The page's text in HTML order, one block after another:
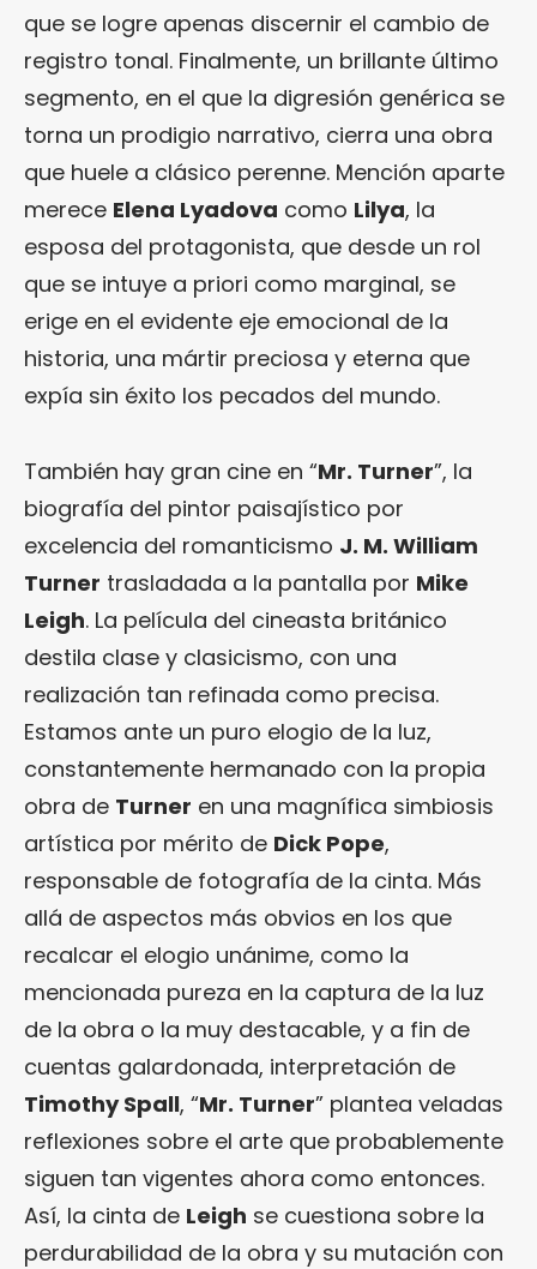
que se logre apenas discernir el cambio de
registro tonal. Finalmente, un brillante último
segmento, en el que la digresión genérica se
torna un prodigio narrativo, cierra una obra
que huele a clásico perenne. Mención aparte
merece Elena Lyadova como Lilya, la
esposa del protagonista, que desde un rol
que se intuye a priori como marginal, se
erige en el evidente eje emocional de la
historia, una mártir preciosa y eterna que
expía sin éxito los pecados del mundo.
También hay gran cine en “Mr. Turner”, la
biografía del pintor paisajístico por
excelencia del romanticismo J. M. William
Turner trasladada a la pantalla por Mike
Leigh. La película del cineasta británico
destila clase y clasicismo, con una
realización tan refinada como precisa.
Estamos ante un puro elogio de la luz,
constantemente hermanado con la propia
obra de Turner en una magnífica simbiosis
artística por mérito de Dick Pope,
responsable de fotografía de la cinta. Más
allá de aspectos más obvios en los que
recalcar el elogio unánime, como la
mencionada pureza en la captura de la luz
de la obra o la muy destacable, y a fin de
cuentas galardonada, interpretación de
Timothy Spall, “Mr. Turner” plantea veladas
reflexiones sobre el arte que probablemente
siguen tan vigentes ahora como entonces.
Así, la cinta de Leigh se cuestiona sobre la
perdurabilidad de la obra y su mutación con